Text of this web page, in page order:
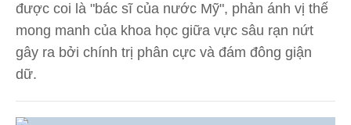
được coi là "bác sĩ của nước Mỹ", phản ánh vị thế
mong manh của khoa học giữa vực sâu rạn nứt
gây ra bởi chính trị phân cực và đám đông giận
dữ.